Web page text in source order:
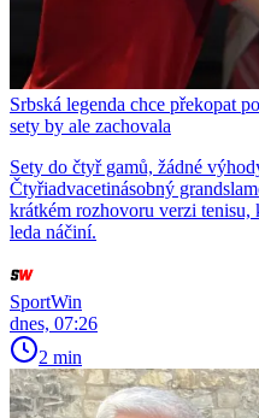
Srbská legenda chce překopat
sety by ale zachovala
Sety do čtyř gamů, žádné
Čtyřiadvacetinásobný
krátkém rozhovoru verzi tenisu,
leda náčiní.
SportWin
dnes, 07:26
2 min